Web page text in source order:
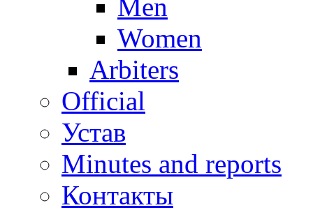
Men
Women
Arbiters
Official
Устав
Minutes and reports
Контакты